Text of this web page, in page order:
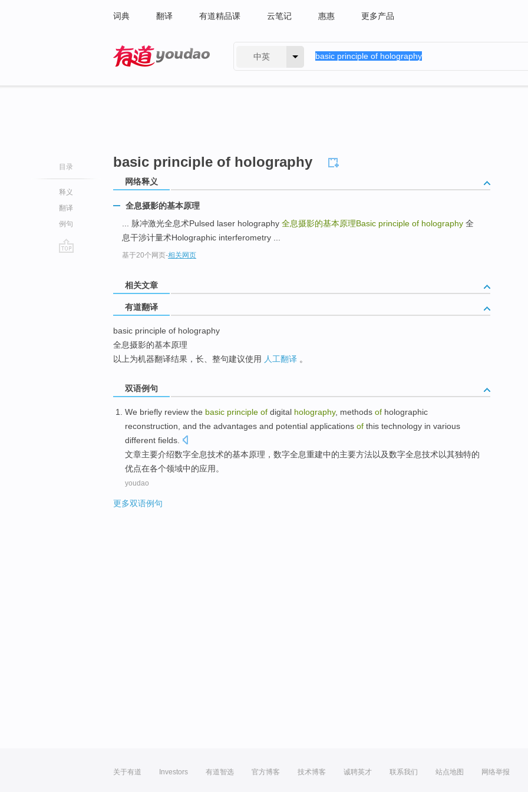
词典 翻译 有道精品课 云笔记 惠惠 更多产品
中英
目录
释义
翻译
例句
basic principle of holography
网络释义
全息摄影的基本原理
... 脉冲激光全息术Pulsed laser holography 全息摄影的基本原理Basic principle of holography 全
息干涉计量术Holographic interferometry ...
基于20个网页-相关网页
相关文章
有道翻译
basic principle of holography
全息摄影的基本原理
以上为机器翻译结果，长、整句建议使用 人工翻译 。
双语例句
We briefly review the basic principle of digital holography, methods of holographic
reconstruction and the advantages and potential applications of this technology in various
different fields
文章主要介绍数字全息技术的基本原理 ，数字全息重建中的主要方法以及数字全息技术以其独特的
优点在各个领域中的应用 。
youdao
更多双语例句
关于有道 Investors 有道智选 官方博客 技术博客 诚聘英才 联系我们 站点地图 网络举报